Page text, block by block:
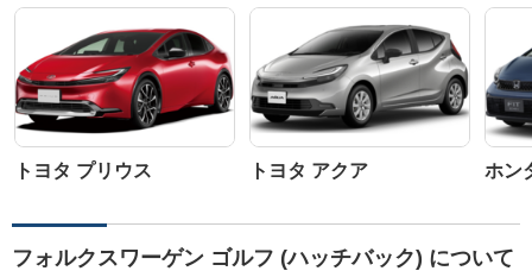
トヨタ プリウス トヨタ アクア ホン
フォルクスワーゲン ゴルフ (ハッチバック) について